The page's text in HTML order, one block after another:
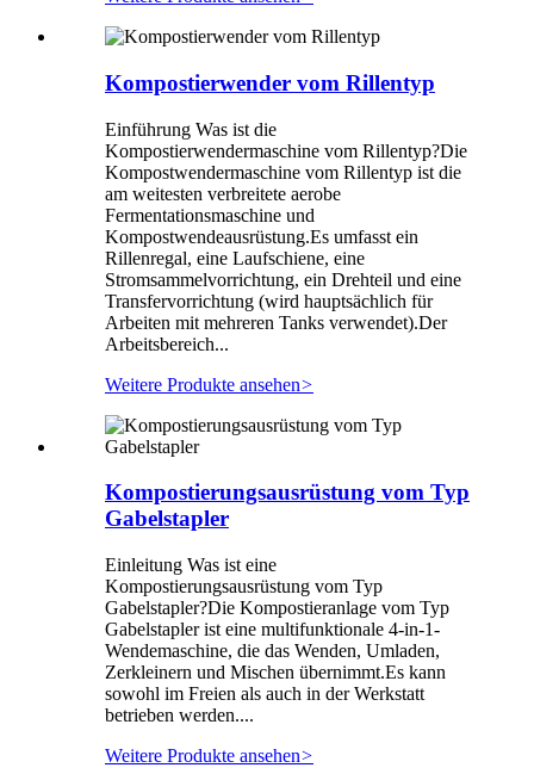
Kompostierwender vom Rillentyp
Einführung Was ist die
Kompostierwendermaschine vom Rillentyp?Die
Kompostwendermaschine vom Rillentyp ist die
am weitesten verbreitete aerobe
Fermentationsmaschine und
Kompostwendeausrüstung.Es umfasst ein
Rillenregal, eine Laufschiene, eine
Stromsammelvorrichtung, ein Drehteil und eine
Transfervorrichtung (wird hauptsächlich für
Arbeiten mit mehreren Tanks verwendet).Der
Arbeitsbereich...
Weitere Produkte ansehen>
Kompostierungsausrüstung vom Typ
Gabelstapler
Einleitung Was ist eine
Kompostierungsausrüstung vom Typ
Gabelstapler?Die Kompostieranlage vom Typ
Gabelstapler ist eine multifunktionale 4-in-1-
Wendemaschine, die das Wenden, Umladen,
Zerkleinern und Mischen übernimmt.Es kann
sowohl im Freien als auch in der Werkstatt
betrieben werden....
Weitere Produkte ansehen>